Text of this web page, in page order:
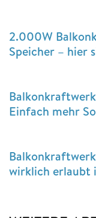
2.000W
Speicher – hier
Einfach mehr
wirklich erlaubt